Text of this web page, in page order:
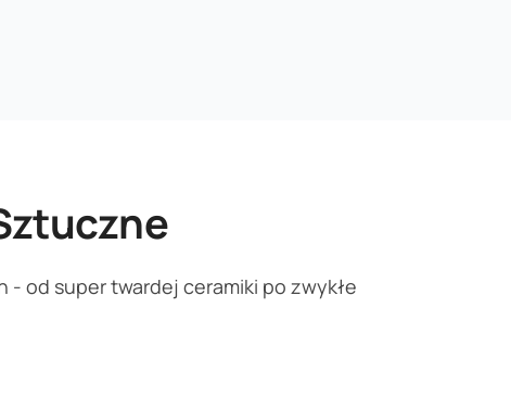
od super twardej ceramiki po zwykłe